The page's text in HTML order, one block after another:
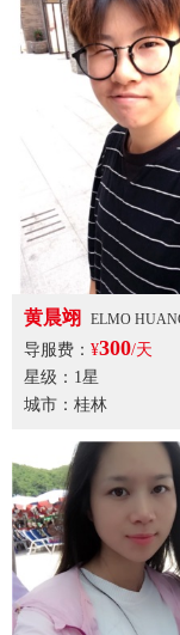
黄晨翊
ELMO
导服费： ¥300/天
星级：1星
城市：桂林